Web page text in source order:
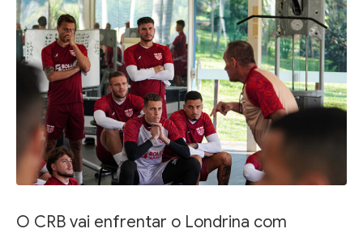
O CRB vai enfrentar o Londrina com